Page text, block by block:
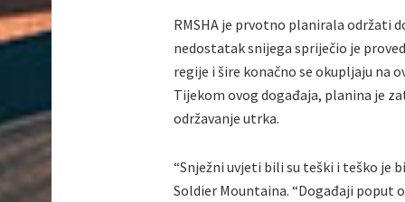
RMSHA je prvotno planirala održati
nedostatak snijega spriječio je
regije i šire konačno se okupljaju na
Tijekom ovog događaja, planina je
održavanje utrka.
“Snježni uvjeti bili su teški i teško je
Soldier Mountaina. “Događaji poput